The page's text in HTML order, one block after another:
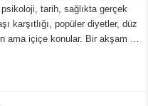
tarih, sağlıkta gerçek
karşıtlığı, popüler diyetler, düz
ama içiçe konular. Bir akşam …